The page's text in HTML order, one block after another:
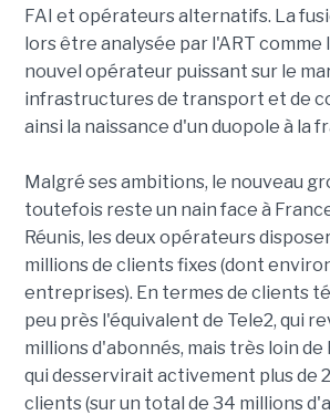
FAI et opérateurs alternatifs. La
lors être analysée par l'ART comme
nouvel opérateur puissant sur le
infrastructures de transport et de
ainsi la naissance d'un duopole à la
Malgré ses ambitions, le nouveau
toutefois reste un nain face à
Réunis, les deux opérateurs
millions de clients fixes (dont
entreprises). En termes de clients
peu près l'équivalent de Tele2, qui
millions d'abonnés, mais très loin de
qui desservirait activement plus de
clients (sur un total de 34 millions